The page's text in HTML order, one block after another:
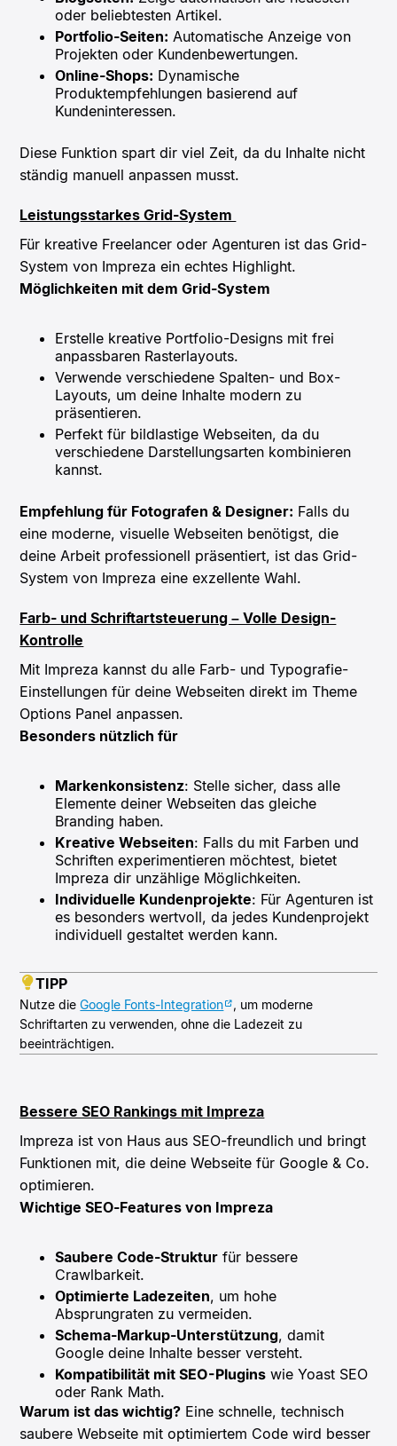
oder beliebtesten Artikel.
Portfolio-Seiten: Automatische Anzeige von
Projekten oder Kundenbewertungen.
Online-Shops: Dynamische
Produktempfehlungen basierend auf
Kundeninteressen.
Diese Funktion spart dir viel Zeit, da du Inhalte nicht
ständig manuell anpassen musst.
Leistungsstarkes Grid-System
Für kreative Freelancer oder Agenturen ist das Grid-
System von Impreza ein echtes Highlight.
Möglichkeiten mit dem Grid-System
Erstelle kreative Portfolio-Designs mit frei
anpassbaren Rasterlayouts.
Verwende verschiedene Spalten- und Box-
Layouts, um deine Inhalte modern zu
präsentieren.
Perfekt für bildlastige Webseiten, da du
verschiedene Darstellungsarten kombinieren
kannst.
Empfehlung für Fotografen & Designer: Falls du
eine moderne, visuelle Webseiten benötigst, die
deine Arbeit professionell präsentiert, ist das Grid-
System von Impreza eine exzellente Wahl.
Farb- und Schriftartsteuerung – Volle Design-
Kontrolle
Mit Impreza kannst du alle Farb- und Typografie-
Einstellungen für deine Webseiten direkt im Theme
Options Panel anpassen.
Besonders nützlich für
Markenkonsistenz: Stelle sicher, dass alle
Elemente deiner Webseiten das gleiche
Branding haben.
Kreative Webseiten: Falls du mit Farben und
Schriften experimentieren möchtest, bietet
Impreza dir unzählige Möglichkeiten.
Individuelle Kundenprojekte: Für Agenturen ist
es besonders wertvoll, da jedes Kundenprojekt
individuell gestaltet werden kann.
TIPP
Nutze dieGoogle Fonts-Integration
, um moderne
Schriftarten zu verwenden, ohne die Ladezeit zu
beeinträchtigen.
Bessere SEO Rankings mit Impreza
Impreza ist von Haus aus SEO-freundlich und bringt
Funktionen mit, die deine Webseite für Google & Co.
optimieren.
Wichtige SEO-Features von Impreza
Saubere Code-Struktur für bessere
Crawlbarkeit.
Optimierte Ladezeiten, um hohe
Absprungraten zu vermeiden.
Schema-Markup-Unterstützung, damit
Google deine Inhalte besser versteht.
Kompatibilität mit SEO-Plugins wie Yoast SEO
oder Rank Math.
Warum ist das wichtig? Eine schnelle, technisch
saubere Webseite mit optimiertem Code wird besser